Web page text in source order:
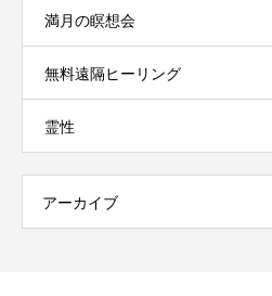
満月の瞑想会
無料遠隔ヒーリング
霊性
アーカイブ